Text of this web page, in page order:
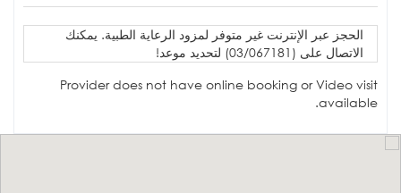
الحجز عبر الإنترنت غير متوفر لمزود الرعاية الطبية. يمكنك
الاتصال على (03/067181) لتحديد موعد!
Provider does not have online booking or Video visit
available.